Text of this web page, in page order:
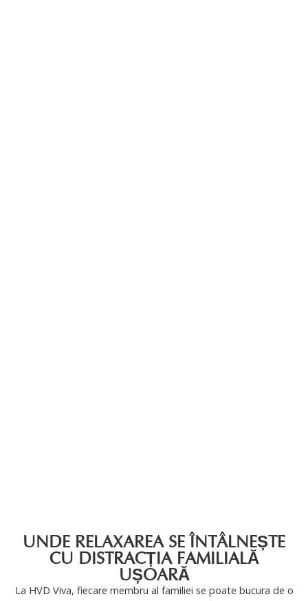
UNDE RELAXAREA SE ÎNTÂLNEȘTE
CU DISTRACȚIA FAMILIALĂ
UȘOARĂ
La HVD Viva, fiecare membru al familiei se poate bucura de o